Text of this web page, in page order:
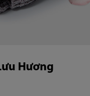
Hương